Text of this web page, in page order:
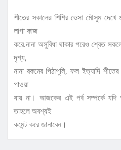
শীতের সকালের শিশির ভেসা মৌসুম
লাগা কাজ
করে.নানা অসুবিধা থাকার পরেও শ্বেত
দৃশ্য,
নানা রকমের পিঠাপুলি, ফল ইত্যাদি
পাওয়া
যায় না। আজকের এই পর্ব সম্পর্কে
তাহলে অবশ্যই
কমেন্ট করে জানাবেন।